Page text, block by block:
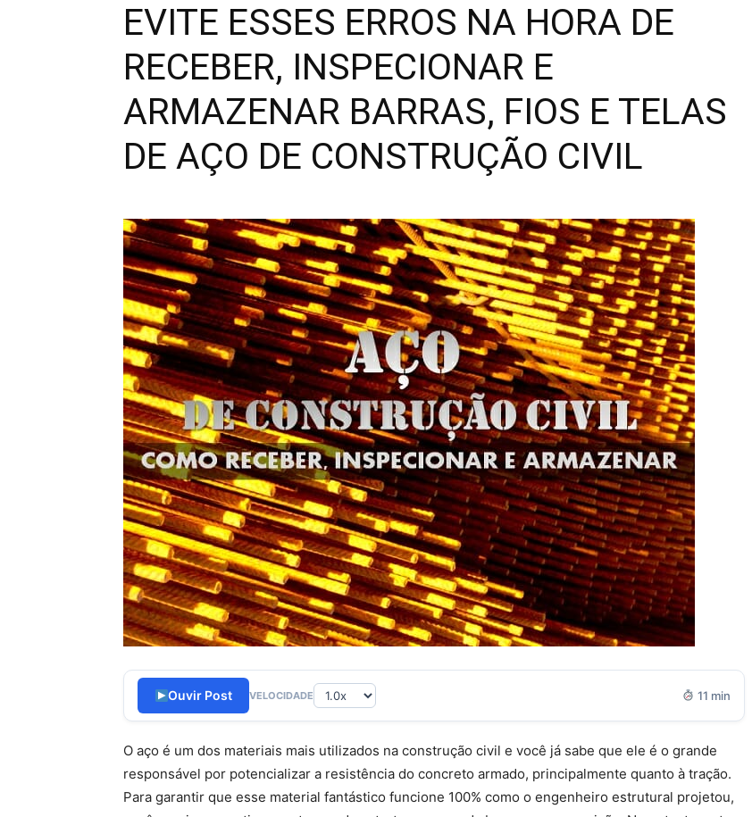
e
Construções
EVITE ESSES ERROS NA HORA DE
RECEBER, INSPECIONAR E
ARMAZENAR BARRAS, FIOS E TELAS
DE AÇO DE CONSTRUÇÃO CIVIL
Ouvir Post VELOCIDADE 11 min
O aço é um dos materiais mais utilizados na construção civil e você já sabe que ele é o grande
responsável por potencializar a resistência do concreto armado, principalmente quanto à tração.
Para garantir que esse material fantástico funcione 100% como o engenheiro estrutural projetou,